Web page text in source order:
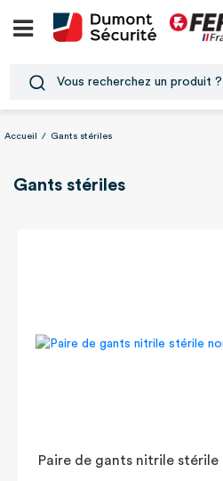
Accueil / Gants stériles
Gants stériles
Paire de gants nitrile